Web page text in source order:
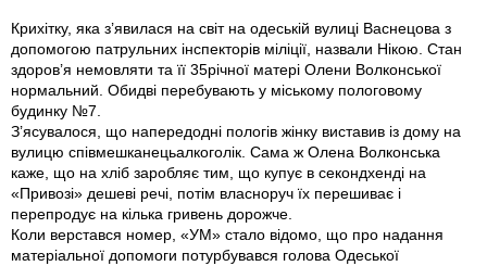
Крихітку, яка з’явилася на світ на одеській вулиці Васнецова з
допомогою патрульних інспекторів міліції, назвали Нікою. Стан
здоров’я немовляти та її 35річної матері Олени Волконської
нормальний. Обидві перебувають у міському пологовому
будинку №7.
З’ясувалося, що напередодні пологів жінку виставив із дому на
вулицю співмешканецьалкоголік. Сама ж Олена Волконська
каже, що на хліб заробляє тим, що купує в секондхенді на
«Привозі» дешеві речі, потім власноруч їх перешиває і
перепродує на кілька гривень дорожче.
Коли верстався номер, «УМ» стало відомо, що про надання
матеріальної допомоги потурбувався голова Одеської